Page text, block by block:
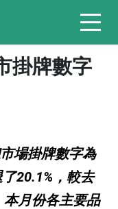
掛牌數字
場掛牌數字為
20.1%，較去
本月份各主要品